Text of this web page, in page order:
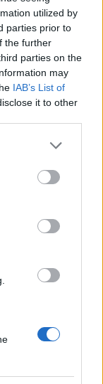
utilized by
parties prior to
the further
parties on the
may
IAB’s List of
it to other
more Google
may click to
party tags to
below Google